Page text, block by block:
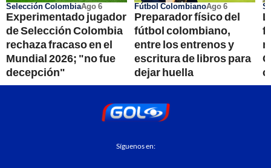
Selección ColombiaAgo 6
Experimentado jugador
de Selección Colombia
rechaza fracaso en el
Mundial 2026; "no fue
decepción"
Fútbol ColombianoAgo 6
Preparador físico del
fútbol colombiano,
entre los entrenos y
escritura de libros para
dejar huella
Síguenos en: